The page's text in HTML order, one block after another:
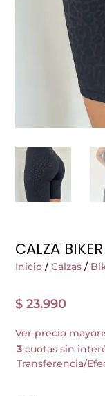
CALZA
Inicio /Calzas /
$ 23.990
Ver precio
3 cuotas sin
Transferencia/